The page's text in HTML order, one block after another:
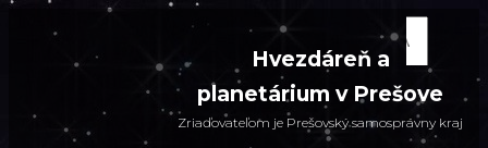
Hvezdáreň a
planetárium v Prešove
Zriaďovateľom je Prešovský samosprávny kraj